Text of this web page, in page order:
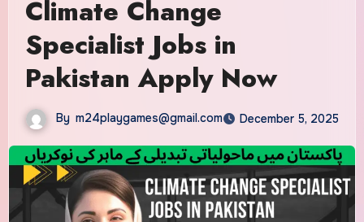
Climate Change
Specialist Jobs in
Pakistan Apply Now
By m24playgames@gmail.com December 5, 2025